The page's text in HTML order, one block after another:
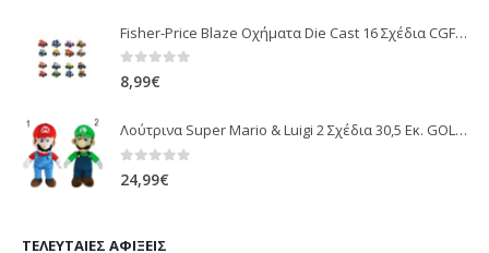
Fisher-Price Blaze Οχήματα Die Cast 16 Σχέδια CGF20
0 out of 5
8,99€
Λούτρινα Super Mario & Luigi 2 Σχέδια 30,5 Εκ. GOL13769
0 out of 5
24,99€
ΤΕΛΕΥΤΑΊΕΣ ΑΦΊΞΕΙΣ